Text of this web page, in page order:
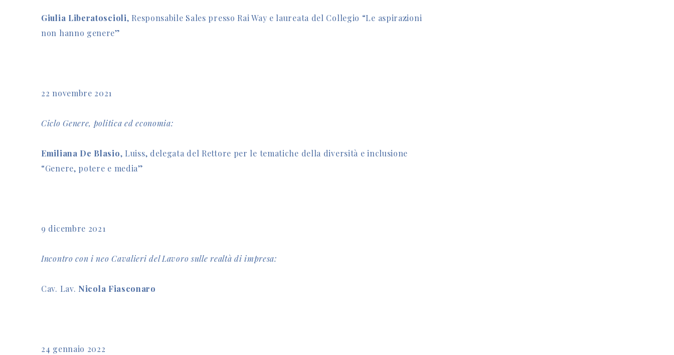
Giulia Liberatoscioli, Responsabile Sales presso Rai Way e laureata del Collegio “Le aspirazioni
non hanno genere”
22 novembre 2021
Ciclo Genere, politica ed economia:
Emiliana De Blasio, Luiss, delegata del Rettore per le tematiche della diversità e inclusione
“Genere, potere e media”
9 dicembre 2021
Incontro con i neo Cavalieri del Lavoro sulle realtà di impresa:
Cav. Lav. Nicola Fiasconaro
24 gennaio 2022